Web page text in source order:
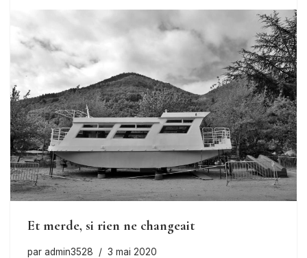
Et merde, si rien ne changeait
par admin3528 3 mai 2020